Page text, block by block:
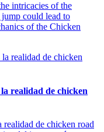
intricacies of the
could lead to
of the Chicken
realidad de chicken
realidad de chicken road